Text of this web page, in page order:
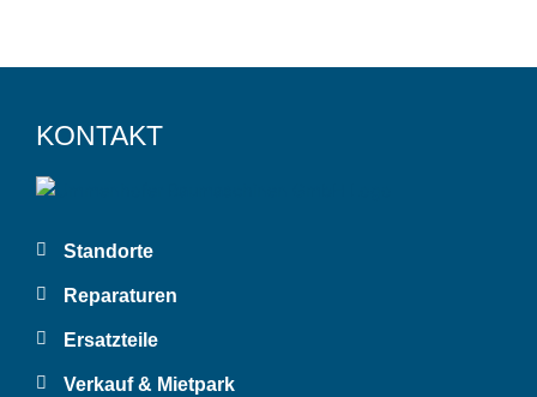
KONTAKT
Standorte
Reparaturen
Ersatzteile
Verkauf & Mietpark